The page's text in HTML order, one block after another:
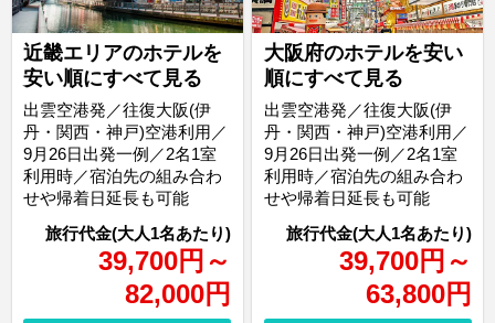
近畿エリアのホテルを
安い順にすべて見る
39,700円 ～
82,000円
出雲空港発／往復大阪(伊
丹・関西・神戸)空港利用／
9月26日出発一例／2名1室
利用時／宿泊先の組み合わ
せや帰着日延長も可能
大阪府のホテルを安い
順にすべて見る
39,700円 ～
63,800円
出雲空港発／往復大阪(伊
丹・関西・神戸)空港利用／
9月26日出発一例／2名1室
利用時／宿泊先の組み合わ
せや帰着日延長も可能